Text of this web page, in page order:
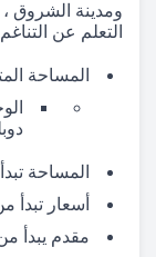
ومدينة الشروق
التعلم عن
المساحة
المساحة تبدأ
أسعار تبدأ من :
مقدم يبدأ من: